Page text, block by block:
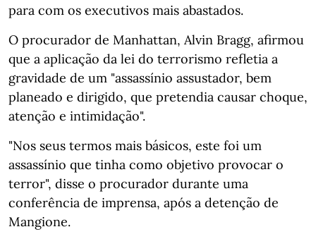
para com os executivos mais abastados.
O procurador de Manhattan, Alvin Bragg, afirmou
que a aplicação da lei do terrorismo refletia a
gravidade de um "assassínio assustador, bem
planeado e dirigido, que pretendia causar choque,
atenção e intimidação".
"Nos seus termos mais básicos, este foi um
assassínio que tinha como objetivo provocar o
terror", disse o procurador durante uma
conferência de imprensa, após a detenção de
Mangione.